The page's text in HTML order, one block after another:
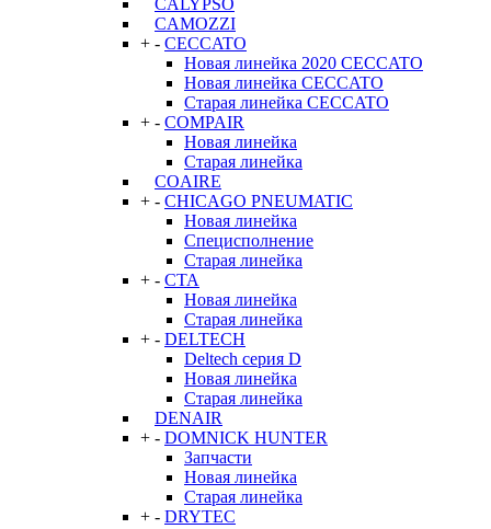
CALYPSO
CAMOZZI
+ - CECCATO
Новая линейка 2020 CECCATO
Новая линейка CECCATO
Старая линейка CECCATO
+ - COMPAIR
Новая линейка
Старая линейка
COAIRE
+ - CHICAGO PNEUMATIC
Новая линейка
Специсполнение
Старая линейка
+ - CTA
Новая линейка
Старая линейка
+ - DELTECH
Deltech серия D
Новая линейка
Старая линейка
DENAIR
+ - DOMNICK HUNTER
Запчасти
Новая линейка
Старая линейка
+ - DRYTEC